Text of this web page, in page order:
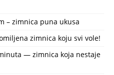
– zimnica puna ukusa
zimnica koju svi vole!
— zimnica koja nestaje